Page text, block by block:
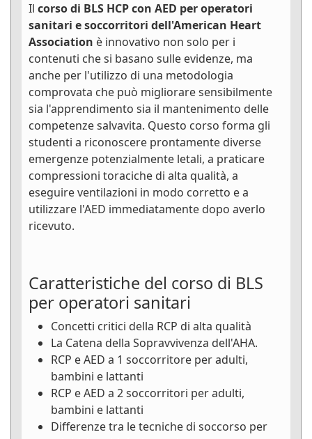
Il corso di BLS HCP con AED per operatori
sanitari e soccorritori dell'American Heart
Association è innovativo non solo per i
contenuti che si basano sulle evidenze, ma
anche per l'utilizzo di una metodologia
comprovata che può migliorare sensibilmente
sia l'apprendimento sia il mantenimento delle
competenze salvavita. Questo corso forma gli
studenti a riconoscere prontamente diverse
emergenze potenzialmente letali, a praticare
compressioni toraciche di alta qualità, a
eseguire ventilazioni in modo corretto e a
utilizzare l'AED immediatamente dopo averlo
ricevuto.
Caratteristiche del corso di BLS
per operatori sanitari
Concetti critici della RCP di alta qualità
La Catena della Sopravvivenza dell'AHA.
RCP e AED a 1 soccorritore per adulti,
bambini e lattanti
RCP e AED a 2 soccorritori per adulti,
bambini e lattanti
Differenze tra le tecniche di soccorso per